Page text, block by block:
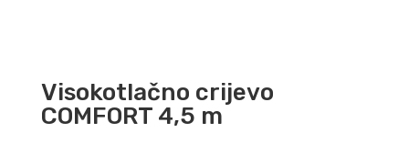
Visokotlačno crijevo
COMFORT 4,5 m